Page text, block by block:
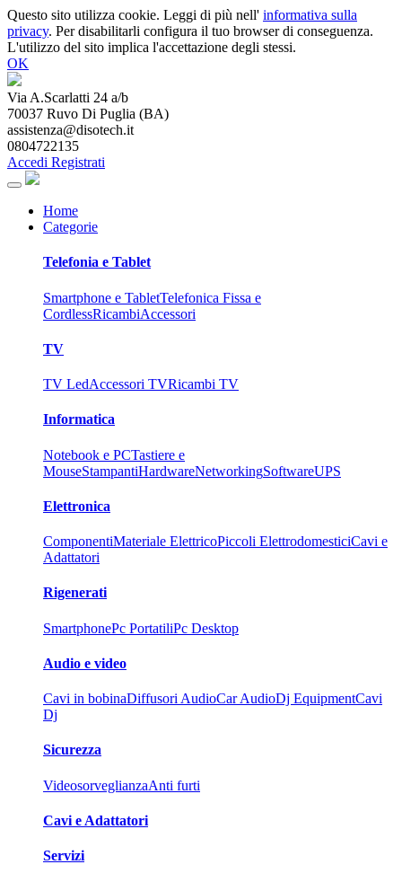
Questo sito utilizza cookie. Leggi di più nell' informativa sulla
privacy. Per disabilitarli configura il tuo browser di conseguenza.
L'utilizzo del sito implica l'accettazione degli stessi.
OK
Via A.Scarlatti 24 a/b
70037 Ruvo Di Puglia (BA)
assistenza@disotech.it
0804722135
Accedi Registrati
Home
Categorie
Telefonia e Tablet
Smartphone e TabletTelefonica Fissa e
CordlessRicambiAccessori
TV
TV LedAccessori TVRicambi TV
Informatica
Notebook e PCTastiere e
MouseStampantiHardwareNetworkingSoftwareUPS
Elettronica
ComponentiMateriale ElettricoPiccoli ElettrodomesticiCavi e
Adattatori
Rigenerati
SmartphonePc PortatiliPc Desktop
Audio e video
Cavi in bobinaDiffusori AudioCar AudioDj EquipmentCavi
Dj
Sicurezza
VideosorveglianzaAnti furti
Cavi e Adattatori
Servizi